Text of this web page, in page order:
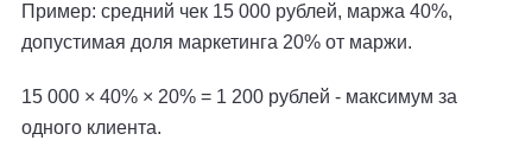
Пример: средний чек 15 000 рублей, маржа 40%,
допустимая доля маркетинга 20% от маржи.
15 000 × 40% × 20% = 1 200 рублей - максимум за
одного клиента.